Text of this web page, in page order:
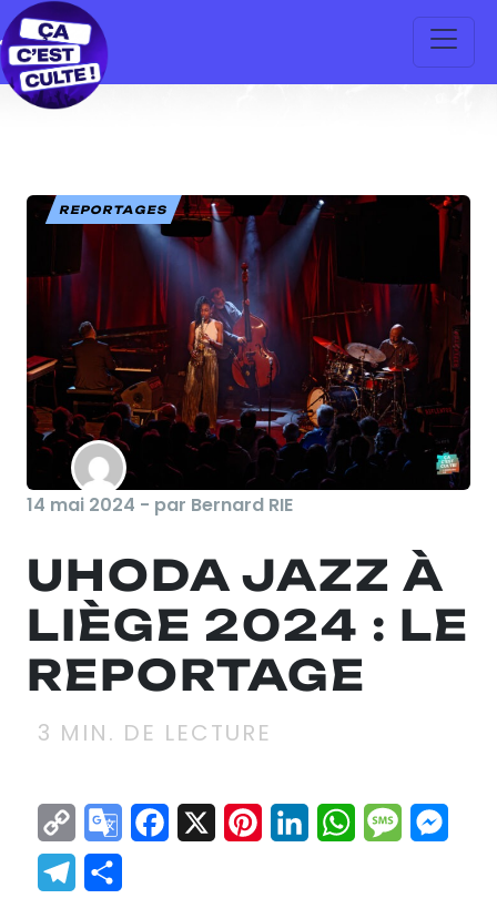
REPORTAGES
14 mai 2024 - par Bernard RIE
UHODA JAZZ À
LIÈGE 2024 : LE
REPORTAGE
3 MIN. DE LECTURE
Copy
Link
GoogleFacebook
X Pinterest
LinkedInWhatsApp
Telegram